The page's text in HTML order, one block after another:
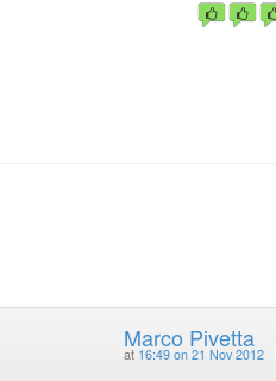
Marco Pivetta
at 16:49 on 21 Nov 2012